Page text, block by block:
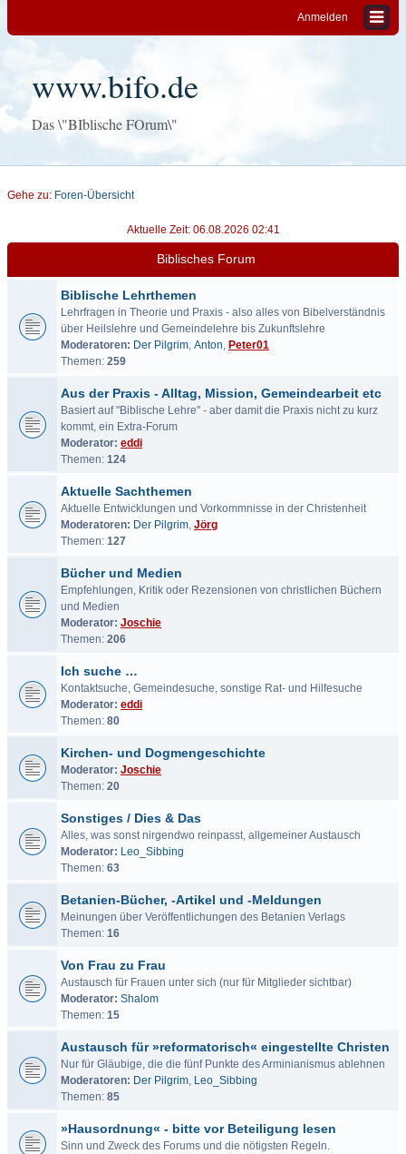
Anmelden
www.bifo.de
Das \"BIblische FOrum\"
Gehe zu: Foren-Übersicht
Aktuelle Zeit: 06.08.2026 02:41
Biblisches Forum
Biblische Lehrthemen
Lehrfragen in Theorie und Praxis - also alles von Bibelverständnis
über Heilslehre und Gemeindelehre bis Zukunftslehre
Moderatoren: Der Pilgrim, Anton, Peter01
Themen: 259
Aus der Praxis - Alltag, Mission, Gemeindearbeit etc
Basiert auf "Biblische Lehre" - aber damit die Praxis nicht zu kurz
kommt, ein Extra-Forum
Moderator: eddi
Themen: 124
Aktuelle Sachthemen
Aktuelle Entwicklungen und Vorkommnisse in der Christenheit
Moderatoren: Der Pilgrim, Jörg
Themen: 127
Bücher und Medien
Empfehlungen, Kritik oder Rezensionen von christlichen Büchern
und Medien
Moderator: Joschie
Themen: 206
Ich suche …
Kontaktsuche, Gemeindesuche, sonstige Rat- und Hilfesuche
Moderator: eddi
Themen: 80
Kirchen- und Dogmengeschichte
Moderator: Joschie
Themen: 20
Sonstiges / Dies & Das
Alles, was sonst nirgendwo reinpasst, allgemeiner Austausch
Moderator: Leo_Sibbing
Themen: 63
Betanien-Bücher, -Artikel und -Meldungen
Meinungen über Veröffentlichungen des Betanien Verlags
Themen: 16
Von Frau zu Frau
Austausch für Frauen unter sich (nur für Mitglieder sichtbar)
Moderator: Shalom
Themen: 15
Austausch für »reformatorisch« eingestellte Christen
Nur für Gläubige, die die fünf Punkte des Arminianismus ablehnen
Moderatoren: Der Pilgrim, Leo_Sibbing
Themen: 85
»Hausordnung« - bitte vor Beteiligung lesen
Sinn und Zweck des Forums und die nötigsten Regeln.